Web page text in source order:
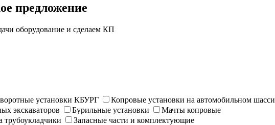
предложение
оборудование и сделаем КП
установки КБУРГ
Копровые установки на автомобильном шасси
экскаваторов
Бурильные установки
Мачты копровые
трубоукладчики
Запасные части и комплектующие